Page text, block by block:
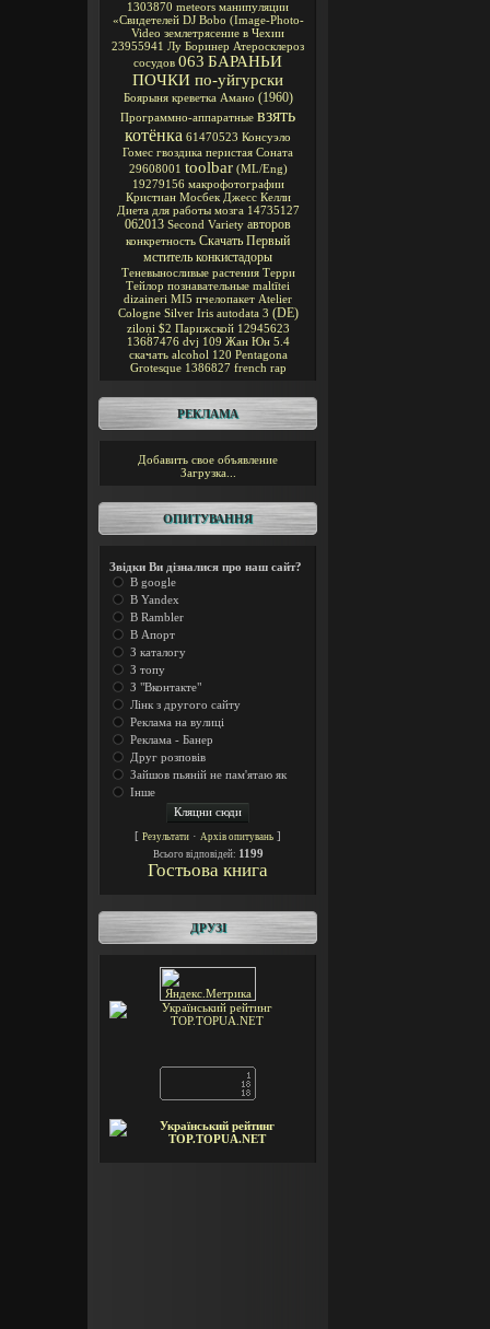
1303870 meteors манипуляции
«Свидетелей DJ Bobo (Image-Photo-
Video землетрясение в Чехии
23955941 Лу Боринер Атеросклероз
сосудов 063 БАРАНЬИ
ПОЧКИ по-уйгурски
Боярыня креветка Амано (1960)
Программно-аппаратные взять
котёнка 61470523 Консуэло
Гомес гвоздика перистая Соната
29608001 toolbar (ML/Eng)
19279156 макрофотографии
Кристиан Мосбек Джесс Келли
Диета для работы мозга 14735127
062013 Second Variety авторов
конкретность Скачать Первый
мститель конкистадоры
Теневыносливые растения Терри
Тейлор познавательные maltītei
dizaineri MI5 пчелопакет Atelier
Cologne Silver Iris autodata 3 (DE)
ziloņi $2 Парижской 12945623
13687476 dvj 109 Жан Юн 5.4
скачать alcohol 120 Pentagona
Grotesque 1386827 french rap
РЕКЛАМА
Добавить свое объявление
Загрузка...
ОПИТУВАННЯ
Звідки Ви дізналися про наш сайт?
В google
В Yandex
В Rambler
В Апорт
З каталогу
З топу
З "Вконтакте"
Лінк з другого сайту
Реклама на вулиці
Реклама - Банер
Друг розповів
Зайшов пьяній не пам'ятаю як
Інше
[ Результати · Архів опитувань ]
Всього відповідей: 1199
Гостьова книга
ДРУЗІ